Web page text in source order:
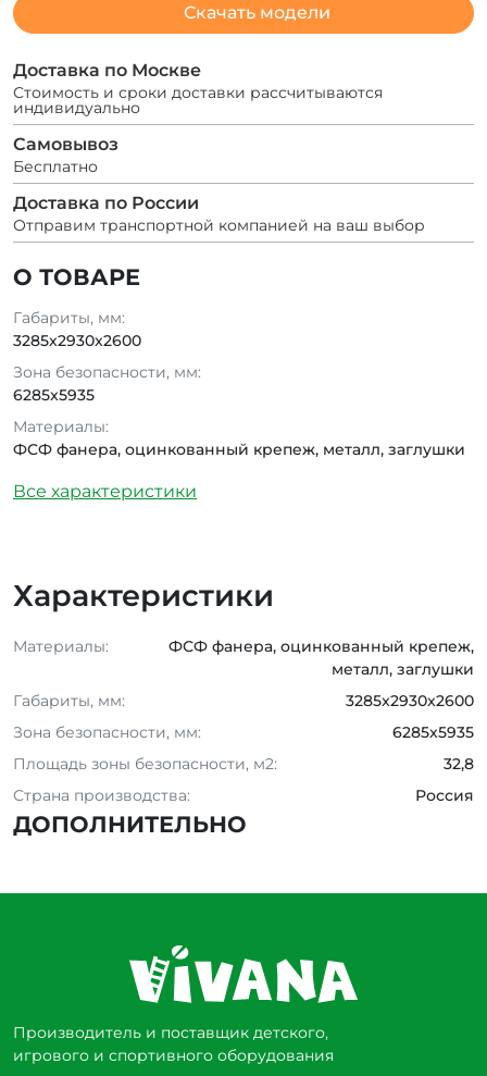
О ТОВАРЕ
Габариты, мм:
3285x2930x2600
Зона безопасности, мм:
6285x5935
Материалы:
ФСФ фанера, оцинкованный крепеж, металл, заглушки
Все характеристики
Скачать модели
Доставка по Москве
Стоимость и сроки доставки рассчитываются
индивидуально
Самовывоз
Бесплатно
Доставка по России
Отправим транспортной компанией на ваш выбор
Характеристики
Материалы:
ФСФ фанера, оцинкованный крепеж,
металл, заглушки
Габариты, мм:
3285x2930x2600
Зона безопасности, мм:
6285x5935
Площадь зоны безопасности, м2:
32,8
Страна производства:
Россия
ДОПОЛНИТЕЛЬНО
Производитель и поставщик детского,
игрового и спортивного оборудования